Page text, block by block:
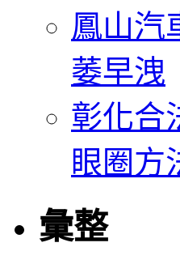
鳳山汽
萎早洩
彰化合
眼圈方
彙整